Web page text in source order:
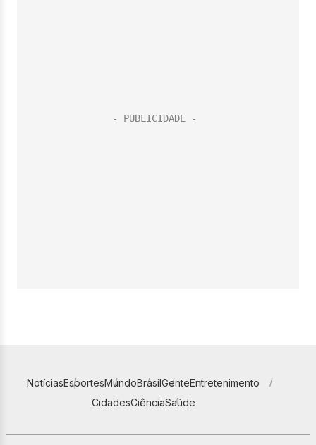
NotíciasEsportesMundoBrasilGenteEntretenimento
CidadesCiênciaSaúde